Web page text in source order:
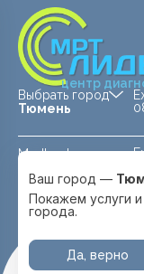
центр
Выбрать город
Тюмень
Medland —
Тюмень
Ваш город —
Покажем услуги
города.
Да, верно
Главная Услуги и